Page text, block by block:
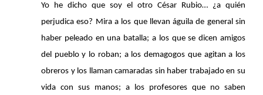
Yo he dicho que soy el otro César Rubio… ¿a quién
perjudica eso? Mira a los que llevan águila de general sin
haber peleado en una batalla; a los que se dicen amigos
del pueblo y lo roban; a los demagogos que agitan a los
obreros y los llaman camaradas sin haber trabajado en su
vida con sus manos; a los profesores que no saben